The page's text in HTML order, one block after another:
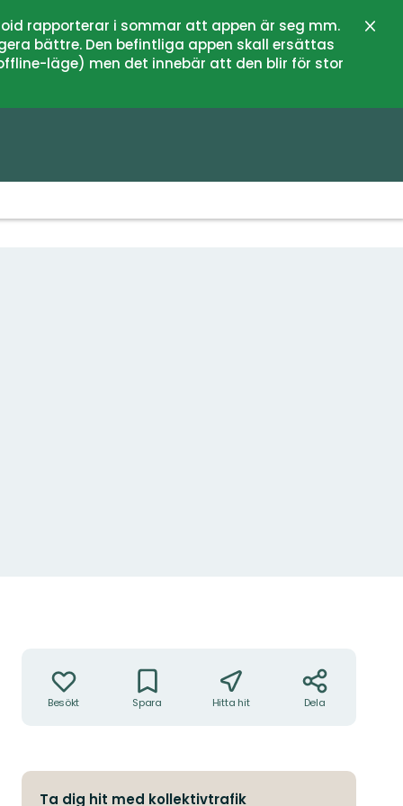
rapporterar i sommar att appen är seg mm.
bättre. Den befintliga appen skall ersättas
läge) men det innebär att den blir för stor
Besökt Spara Hitta hit Dela
Ta dig hit med kollektivtrafik